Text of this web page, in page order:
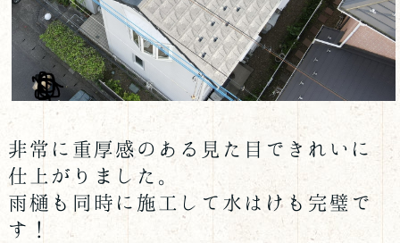
非常に重厚感のある見た目できれいに
仕上がりました。
雨樋も同時に施工して水はけも完璧で
す！